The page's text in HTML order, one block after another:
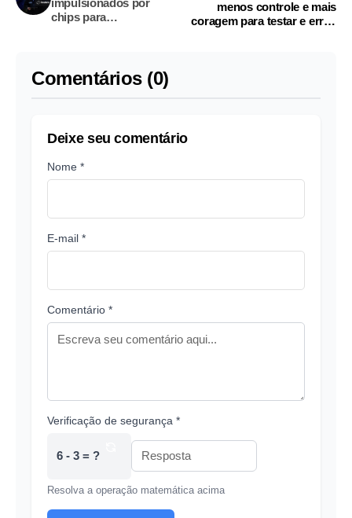
impulsionados por
chips para
menos controle e mais
coragem para testar e errar,
Comentários (0)
Deixe seu comentário
Nome *
E-mail *
Comentário *
Verificação de segurança *
6 - 3 = ?
Resolva a operação matemática acima